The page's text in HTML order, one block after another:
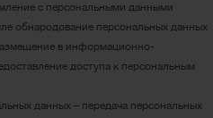
с персональными данными
обнародование персональных данных
в информационно-
доступа к персональным
данных – передача персональных